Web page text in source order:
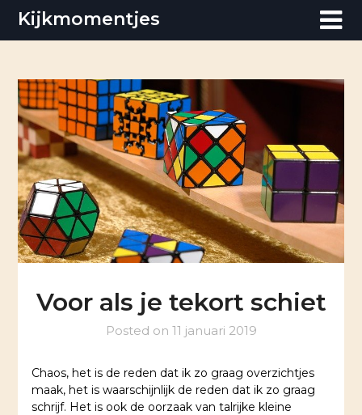
SkipKijkmomentjes
Voor als je tekort schiet
Posted on 11 januari 2019
Chaos, het is de reden dat ik zo graag overzichtjes
maak, het is waarschijnlijk de reden dat ik zo graag
schrijf. Het is ook de oorzaak van talrijke kleine